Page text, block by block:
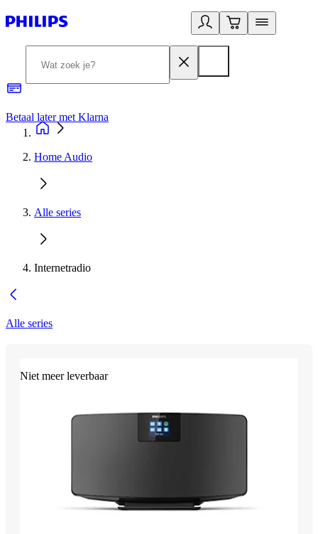
Betaal later met Klarna
Home Audio
Alle series
Internetradio
Alle series
Niet meer leverbaar